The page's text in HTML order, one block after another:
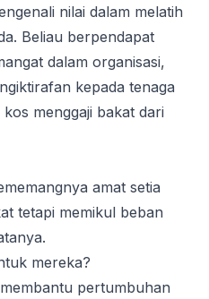
nilai dalam melatih
Beliau berpendapat
dalam organisasi,
kepada tenaga
menggaji bakat dari
amat setia
tetapi memikul beban
mereka?
pertumbuhan